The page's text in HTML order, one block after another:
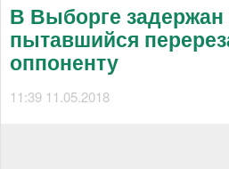
В Выборге
пытавшийся
оппоненту
11:39 11.05.2018